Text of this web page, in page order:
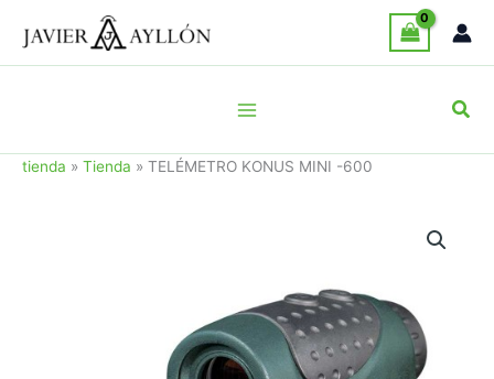
tienda » Tienda » TELÉMETRO KONUS MINI -600